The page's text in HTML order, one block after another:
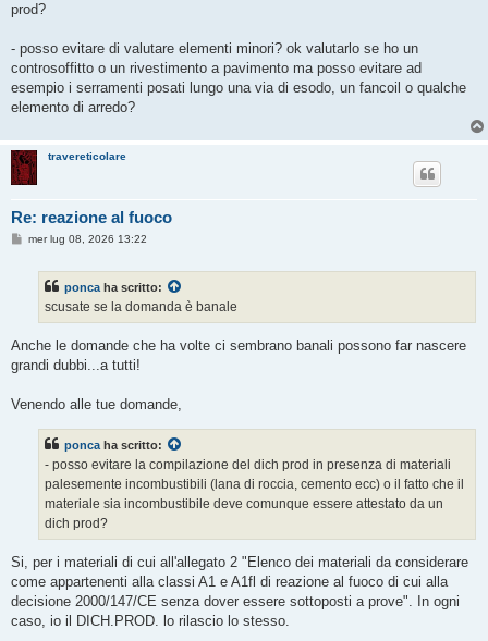
prod?
- posso evitare di valutare elementi minori? ok valutarlo se ho un
controsoffitto o un rivestimento a pavimento ma posso evitare ad
esempio i serramenti posati lungo una via di esodo, un fancoil o qualche
elemento di arredo?
travereticolare
Re: reazione al fuoco
M
o
mer lug 08, 2026 13:22
ponca ha scritto:
scusate se la domanda è banale
Anche le domande che ha volte ci sembrano banali possono far nascere
grandi dubbi...a tutti!
Venendo alle tue domande,
ponca ha scritto:
- posso evitare la compilazione del dich prod in presenza di materiali
palesemente incombustibili (lana di roccia, cemento ecc) o il fatto che il
materiale sia incombustibile deve comunque essere attestato da un
dich prod?
Si, per i materiali di cui all'allegato 2 "Elenco dei materiali da considerare
come appartenenti alla classi A1 e A1fl di reazione al fuoco di cui alla
decisione 2000/147/CE senza dover essere sottoposti a prove". In ogni
caso, io il DICH.PROD. lo rilascio lo stesso.